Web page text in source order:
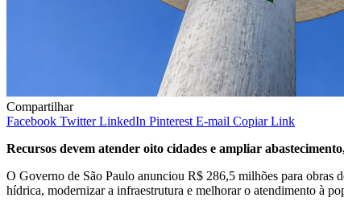
Compartilhar
Facebook Twitter LinkedIn Pinterest E-mail Copiar Link
Recursos devem atender oito cidades e ampliar
O Governo de São Paulo anunciou R$ 286,5 milhões para obras
hídrica, modernizar a infraestrutura e melhorar o atendimento à